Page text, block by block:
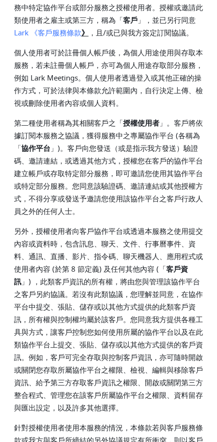
務中特定協作平台或部分服務之授權使用者。授權或邀請此
類使用者之雇主或第三方，稱為「客戶」，並已另行同意
Lark 《客戶服務條款》 ，且/或已與我方簽定訂閱協議。
個人使用者可於註冊個人帳戶後，為個人用途使用與存取本
服務，若未註冊個人帳戶，亦可為個人用途存取部分服務，
例如 Lark Meetings。個人使用者透過登入或其他正確的操
作方式，可於法律與本條款允許範圍內，自行決定上傳、檢
視或刪除使用者內容或個人資料。
第二種使用者稱為其相關客戶之「授權使用者」。客戶將依
據訂閱本服務之協議，獲得服務中之專屬協作平台 (各稱為
「協作平台」)。客戶向您發送（或是指示我方發送）驗證
碼、邀請連結，或透過其他方式，授權您在客戶的協作平台
建立帳戶或存取特定部分服務，即可邀請您使用其協作平台
或特定部分服務。您同意該驗證碼、邀請連結或其他授權方
式，不得分享或發送予邀請您使用該協作平台之客戶行政人
員之外的任何人士。
另外，授權使用者向客戶協作平台或透過本服務之使用提交
內容或資料時，包含訊息、聊天、文件、行事曆事件、資
料、通訊、直播、影片、指令碼、聊天機器人、應用程式或
使用者內容 (於第 8 節定義) 及任何其他內容 (「客戶資
訊」) ，此類客戶資訊的所有權，將由您與管理該協作平台
之客戶另約協議。若沒有此類協議，您理解並同意，在協作
平台中提交、張貼、儲存或以其他方式提供的此類客戶資
訊，所有權與控制權均屬於該客戶。您同意我方提供各種工
具與方式，讓客戶控制您如何使用所屬的協作平台以及在此
類協作平台上提交、張貼、儲存或以其他方式提供的客戶資
訊。例如，客戶可完全存取與控制客戶資訊，亦可隨時開啟
或關閉您存取所屬協作平台之權限、檢視、編輯與移除客戶
資訊、給予第三方存取客戶資訊之權限、開啟或關閉第三方
整合程式、管理您在該客戶所屬協作平台之權限、資料留存
與匯出設定，以及許多其他選擇。
針對授權使用者使用本服務的情況，本條款若與客戶服務條